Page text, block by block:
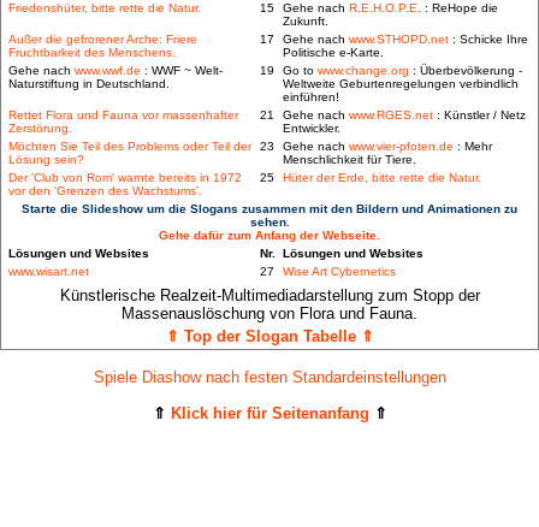
Friedenshüter, bitte rette die Natur.
15 Gehe nach R.E.H.O.P.E. : ReHope die
Zukunft.
Außer die gefrorener Arche: Friere
Fruchtbarkeit des Menschens.
17 Gehe nach www.STHOPD.net : Schicke Ihre
Politische e-Karte.
Gehe nach www.wwf.de : WWF ~ Welt-
Naturstiftung in Deutschland.
19 Go to www.change.org : Überbevölkerung -
Weltweite Geburtenregelungen verbindlich
einführen!
Rettet Flora und Fauna vor massenhafter
Zerstörung.
21 Gehe nach www.RGES.net : Künstler / Netz
Entwickler.
Möchten Sie Teil des Problems oder Teil der
Lösung sein?
23 Gehe nach www.vier-pfoten.de : Mehr
Menschlichkeit für Tiere.
Der 'Club von Rom' warnte bereits in 1972
vor den 'Grenzen des Wachstums'.
25 Hüter der Erde, bitte rette die Natur.
Starte die Slideshow um die Slogans zusammen mit den Bildern und Animationen zu
sehen.
Gehe dafür zum Anfang der Webseite.
Lösungen und Websites
Nr. Lösungen und Websites
www.wisart.net
27 Wise Art Cybernetics
Künstlerische Realzeit-Multimediadarstellung zum Stopp der
Massenauslöschung von Flora und Fauna.
⇑ Top der Slogan Tabelle ⇑
Spiele Diashow nach festen Standardeinstellungen
⇑ Klick hier für Seitenanfang ⇑